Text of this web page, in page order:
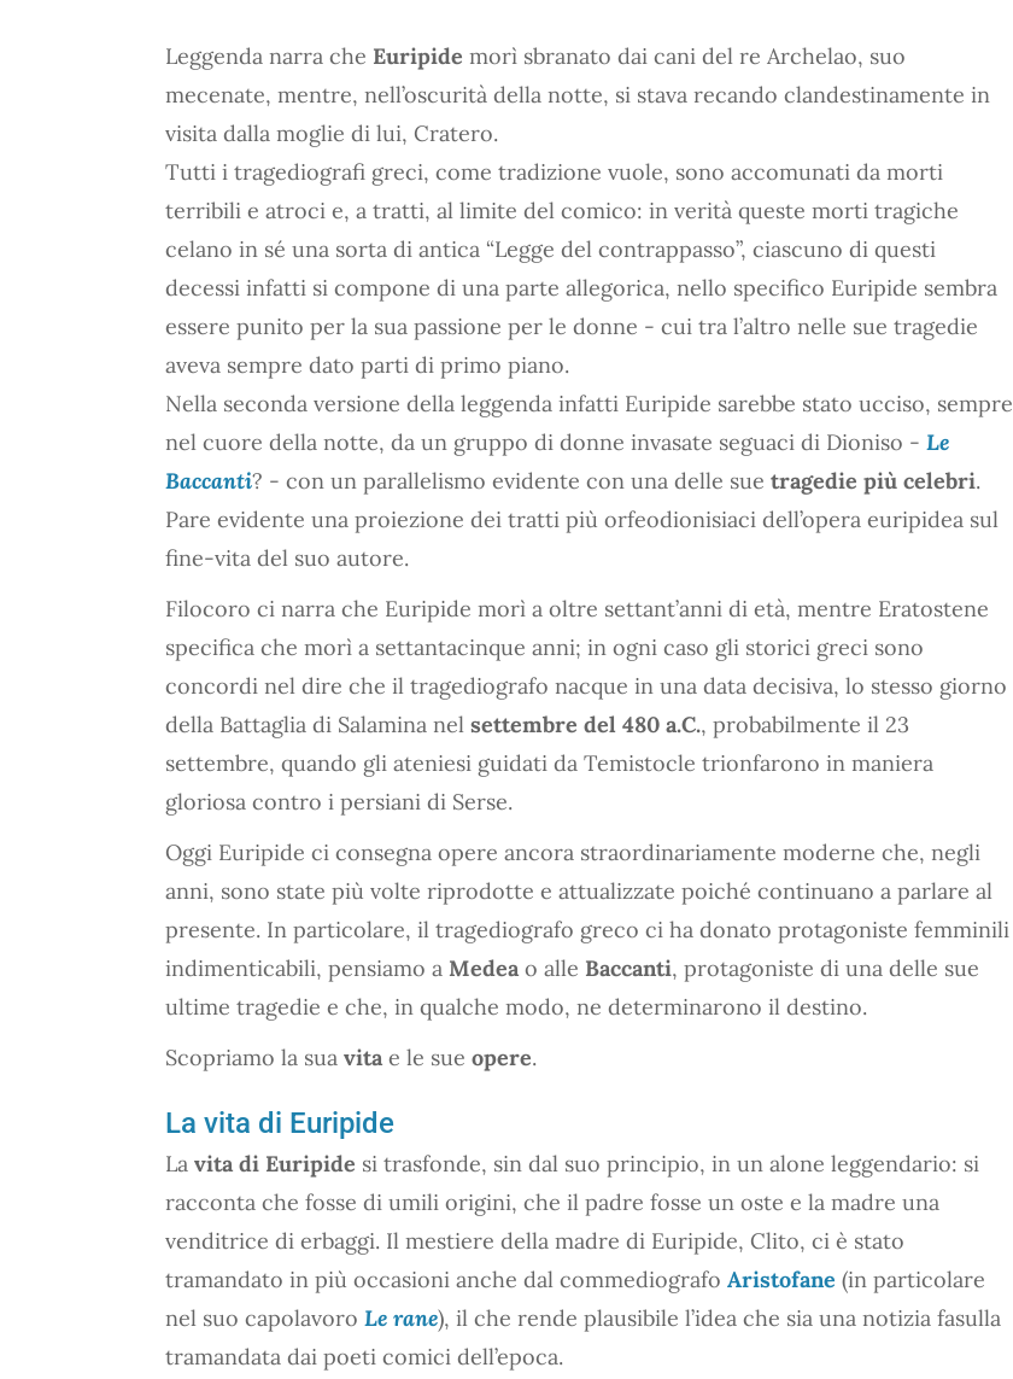
Leggenda narra che Euripide morì sbranato dai cani del re Archelao, suo
mecenate, mentre, nell’oscurità della notte, si stava recando clandestinamente in
visita dalla moglie di lui, Cratero.
Tutti i tragediografi greci, come tradizione vuole, sono accomunati da morti
terribili e atroci e, a tratti, al limite del comico: in verità queste morti tragiche
celano in sé una sorta di antica “Legge del contrappasso”, ciascuno di questi
decessi infatti si compone di una parte allegorica, nello specifico Euripide sembra
essere punito per la sua passione per le donne - cui tra l’altro nelle sue tragedie
aveva sempre dato parti di primo piano.
Nella seconda versione della leggenda infatti Euripide sarebbe stato ucciso, sempre
nel cuore della notte, da un gruppo di donne invasate seguaci di Dioniso - Le
Baccanti? - con un parallelismo evidente con una delle sue tragedie più celebri.
Pare evidente una proiezione dei tratti più orfeodionisiaci dell’opera euripidea sul
fine-vita del suo autore.
Filocoro ci narra che Euripide morì a oltre settant’anni di età, mentre Eratostene
specifica che morì a settantacinque anni; in ogni caso gli storici greci sono
concordi nel dire che il tragediografo nacque in una data decisiva, lo stesso giorno
della Battaglia di Salamina nel settembre del 480 a.C., probabilmente il 23
settembre, quando gli ateniesi guidati da Temistocle trionfarono in maniera
gloriosa contro i persiani di Serse.
Oggi Euripide ci consegna opere ancora straordinariamente moderne che, negli
anni, sono state più volte riprodotte e attualizzate poiché continuano a parlare al
presente. In particolare, il tragediografo greco ci ha donato protagoniste femminili
indimenticabili, pensiamo a Medea o alle Baccanti, protagoniste di una delle sue
ultime tragedie e che, in qualche modo, ne determinarono il destino.
Scopriamo la sua vita e le sue opere.
La vita di Euripide
La vita di Euripide si trasfonde, sin dal suo principio, in un alone leggendario: si
racconta che fosse di umili origini, che il padre fosse un oste e la madre una
venditrice di erbaggi. Il mestiere della madre di Euripide, Clito, ci è stato
tramandato in più occasioni anche dal commediografo Aristofane (in particolare
nel suo capolavoro Le rane), il che rende plausibile l’idea che sia una notizia fasulla
tramandata dai poeti comici dell’epoca.